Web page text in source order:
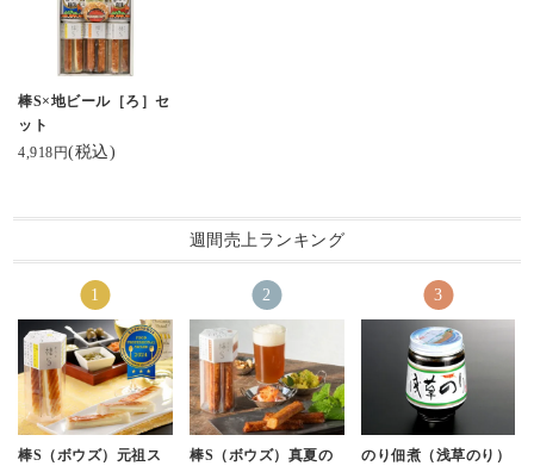
棒S×地ビール［ろ］セ
ット
4,918円(税込)
週間売上ランキング
棒S（ボウズ）元祖ス
棒S（ボウズ）真夏の
のり佃煮（浅草のり）